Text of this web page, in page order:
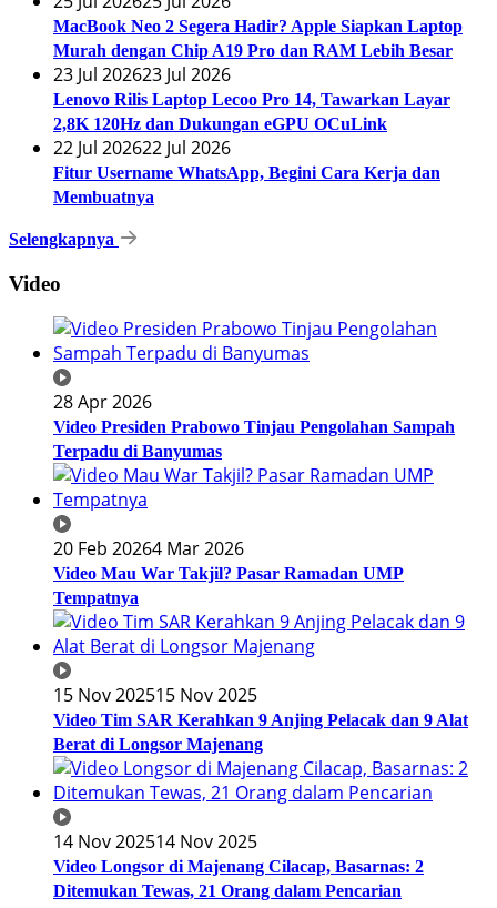
MacBook Neo 2 Segera Hadir? Apple Siapkan Laptop
Murah dengan Chip A19 Pro dan RAM Lebih Besar
23 Jul 202623 Jul 2026
Lenovo Rilis Laptop Lecoo Pro 14, Tawarkan Layar
2,8K 120Hz dan Dukungan eGPU OCuLink
22 Jul 202622 Jul 2026
Fitur Username WhatsApp, Begini Cara Kerja dan
Membuatnya
Selengkapnya
Video
28 Apr 2026
Video Presiden Prabowo Tinjau Pengolahan Sampah
Terpadu di Banyumas
20 Feb 20264 Mar 2026
Video Mau War Takjil? Pasar Ramadan UMP
Tempatnya
15 Nov 202515 Nov 2025
Video Tim SAR Kerahkan 9 Anjing Pelacak dan 9 Alat
Berat di Longsor Majenang
14 Nov 202514 Nov 2025
Video Longsor di Majenang Cilacap, Basarnas: 2
Ditemukan Tewas, 21 Orang dalam Pencarian